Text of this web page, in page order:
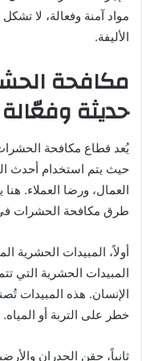
مواد آمنة وفعالة، لا
الأليفة.
مكافحة
حديثة وفعّالة
يُعد قطاع مكافحة
حيث يتم استخدام أحدث
العمال، ورضا العملاء.
طرق مكافحة الحشرات في
أولاً، المبيدات الحشرية
المبيدات الحشرية التي
الإنسان. هذه المبيدات
خطر على التربة أو المياه.
ثانياً، حقن الجدران